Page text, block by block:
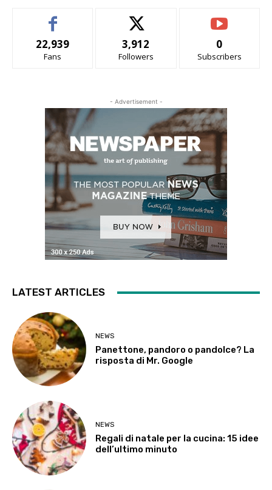
22,939
Fans
3,912
Followers
0
Subscribers
- Advertisement -
LATEST ARTICLES
NEWS
Panettone, pandoro o pandolce? La
risposta di Mr. Google
NEWS
Regali di natale per la cucina: 15 idee
dell’ultimo minuto